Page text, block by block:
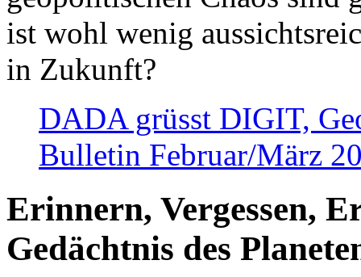
ist wohl wenig
in Zukunft?
DADA grüsst DIGIT,
Bulletin Februar/März
Erinnern, Vergessen,
Gedächtnis des